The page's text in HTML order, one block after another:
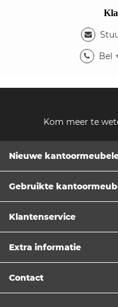
Bel
Kom meer te
Nieuwe
Gebruikte
Klantenservice
Extra informatie
Contact